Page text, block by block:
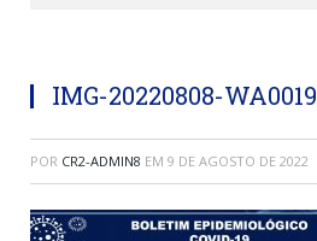
IMG-20220808-WA0019
POR CR2-ADMIN8 EM 9 DE AGOSTO DE 2022